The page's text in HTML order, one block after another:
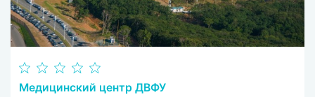
Медицинский центр ДВФУ